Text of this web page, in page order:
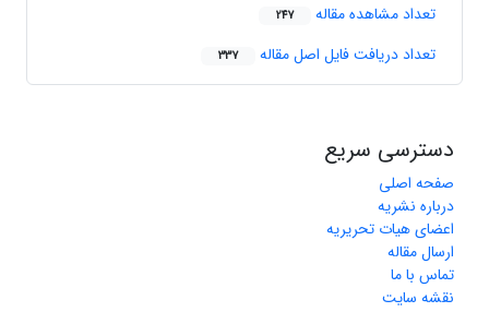
تعداد مشاهده مقاله 247
تعداد دریافت فایل اصل مقاله 337
دسترسی سریع
صفحه اصلی
درباره نشریه
اعضای هیات تحریریه
ارسال مقاله
تماس با ما
نقشه سایت